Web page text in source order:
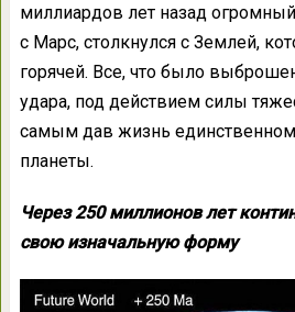
миллиардов лет назад
с Марс, столкнулся с Землей,
горячей. Все, что было
удара, под действием силы
самым дав жизнь
планеты.
Через 250 миллионов лет
свою изначальную форму